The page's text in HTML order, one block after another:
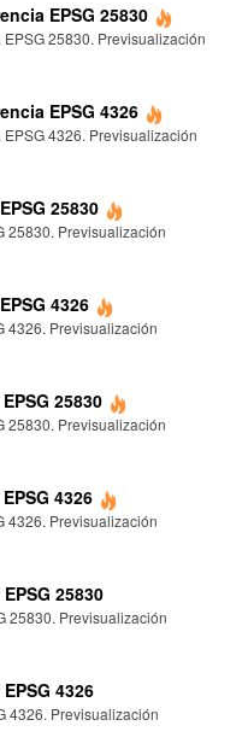
EPSG 25830
25830. Previsualización
EPSG 4326
4326. Previsualización
25830
25830. Previsualización
4326
4326. Previsualización
25830
25830. Previsualización
4326
4326. Previsualización
25830
25830. Previsualización
4326
4326. Previsualización